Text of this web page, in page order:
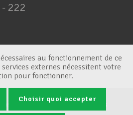
222
générales Gestion des cookies
au fonctionnement de ce
externes nécessitent votre
pour fonctionner.
Choisir quoi accepter